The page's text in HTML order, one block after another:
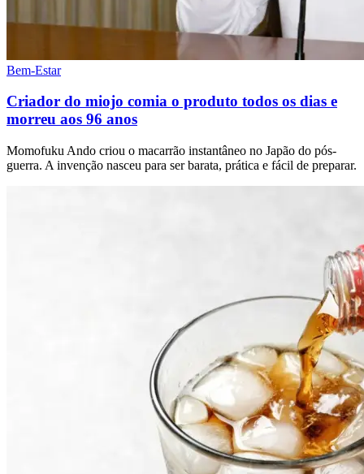
Bem-Estar
Criador do miojo comia o produto todos os dias e
morreu aos 96 anos
Momofuku Ando criou o macarrão instantâneo no Japão do pós-
guerra. A invenção nasceu para ser barata, prática e fácil de preparar.